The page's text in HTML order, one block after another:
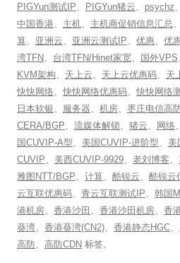
PIGYun测试IP、 PIGYun猪云、 psychz、
中国香港、 主机、 主机商促销信息汇总、
算、 亚洲云、 亚洲云测试IP、 优惠、 优
湾TFN、 台湾TFN/Hinet家宽、 国外VPS
KVM架构、 天上云、 天上云优惠码、 天
快快网络、 快快网络优惠码、 快快网络
日本软银、 服务器、 机房、 枣庄电信高
CERA/BGP、 流媒体解锁、 猪云、 网络、
国CUVIP-A型、 美国CUVIP-进阶型、 美
CUVIP、 美西CUVIP-9929、 老刘博客、
雅图NTT/BGP、 计算、 酷锐云、 酷锐云
云互联优惠码、 青云互联测试IP、 韩国
港机房、 香港沙田 、 香港沙田机房、 香
葵湾、 香港葵湾(CN2)、 香港静态HGC、
高防、 高防CDN 标签。